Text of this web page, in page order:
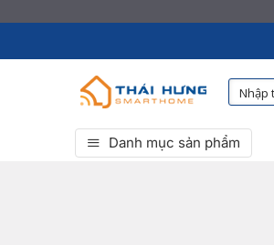
qua
Danh mục sản phẩm